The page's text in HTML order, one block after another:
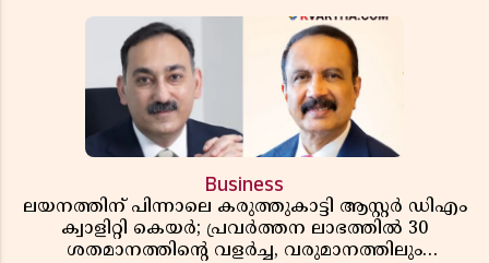
Business
ലയനത്തിന് പിന്നാലെ കരുത്തുകാട്ടി ആസ്റ്റർ ഡിഎം
ക്വാളിറ്റി കെയർ; പ്രവർത്തന ലാഭത്തിൽ 30
ശതമാനത്തിൻ്റെ വളർച്ച, വരുമാനത്തിലും